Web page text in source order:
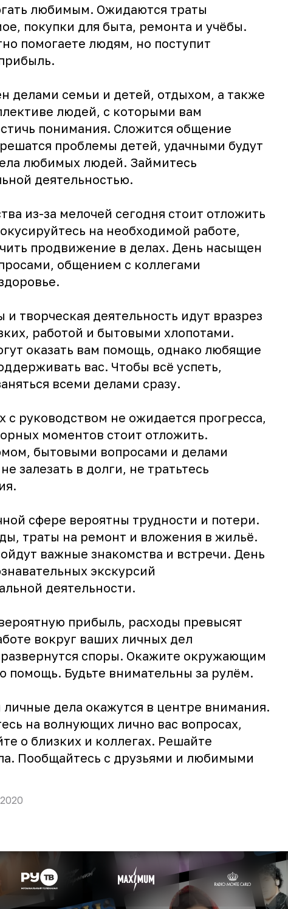
любимым. Ожидаются траты
покупки для быта, ремонта и учёбы.
помогаете людям, но поступит
делами семьи и детей, отдыхом, а также
людей, с которыми вам
понимания. Сложится общение
проблемы детей, удачными будут
любимых людей. Займитесь
деятельностью.
из-за мелочей сегодня стоит отложить
на необходимой работе,
продвижение в делах. День насыщен
общением с коллегами
творческая деятельность идут вразрез
работой и бытовыми хлопотами.
оказать вам помощь, однако любящие
вас. Чтобы всё успеть,
всеми делами сразу.
с руководством не ожидается прогресса,
моментов стоит отложить.
бытовыми вопросами и делами
залезать в долги, не тратьтесь
сфере вероятны трудности и потери.
траты на ремонт и вложения в жильё.
важные знакомства и встречи. День
экскурсий
деятельности.
прибыль, расходы превысят
вокруг ваших личных дел
споры. Окажите окружающим
помощь. Будьте внимательны за рулём.
дела окажутся в центре внимания.
на волнующих лично вас вопросах,
о близких и коллегах. Решайте
Пообщайтесь с друзьями и любимыми